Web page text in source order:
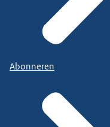
Abonneren